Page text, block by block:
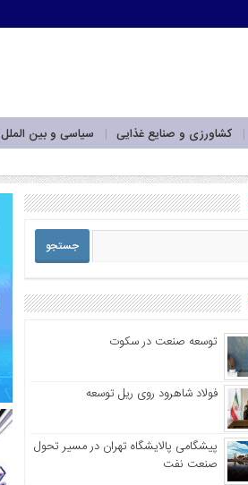
کشاورزی و صنایع غذایی سیاسی و بین الملل
توسعه صنعت در سکوت
فولاد شاهرود روی ریل توسعه
پیشگامی پالایشگاه تهران در مسیر تحول
صنعت نفت